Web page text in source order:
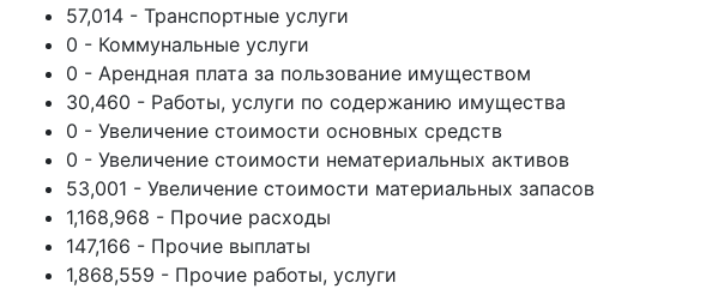
57,014 - Транспортные услуги
0 - Коммунальные услуги
0 - Арендная плата за пользование имуществом
30,460 - Работы, услуги по содержанию имущества
0 - Увеличение стоимости основных средств
0 - Увеличение стоимости нематериальных активов
53,001 - Увеличение стоимости материальных запасов
1,168,968 - Прочие расходы
147,166 - Прочие выплаты
1,868,559 - Прочие работы, услуги